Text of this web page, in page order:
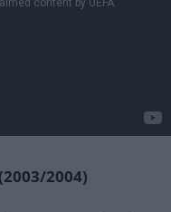
2004)